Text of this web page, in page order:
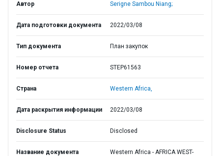
Автор Serigne Sambou Niang;
Дата подготовки документа 2022/03/08
Тип документа План закупок
Номер отчета STEP61563
Страна Western Africa,
Дата раскрытия информации 2022/03/08
Disclosure Status Disclosed
Название документа
Western Africa - AFRICA WEST-